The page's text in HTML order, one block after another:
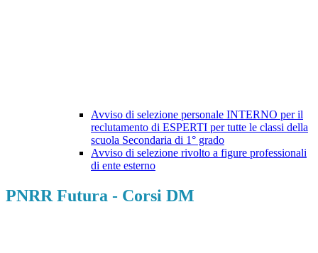
Avviso di selezione personale INTERNO per il
reclutamento di ESPERTI per tutte le classi della
scuola Secondaria di 1° grado
Avviso di selezione rivolto a figure professionali
di ente esterno
PNRR Futura - Corsi DM